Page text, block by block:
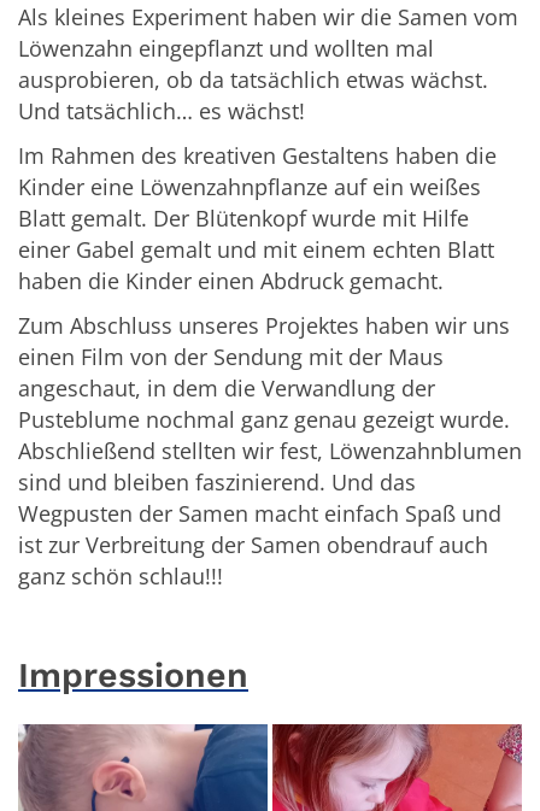
Als kleines Experiment haben wir die Samen vom
Löwenzahn eingepflanzt und wollten mal
ausprobieren, ob da tatsächlich etwas wächst.
Und tatsächlich… es wächst!
Im Rahmen des kreativen Gestaltens haben die
Kinder eine Löwenzahnpflanze auf ein weißes
Blatt gemalt. Der Blütenkopf wurde mit Hilfe
einer Gabel gemalt und mit einem echten Blatt
haben die Kinder einen Abdruck gemacht.
Zum Abschluss unseres Projektes haben wir uns
einen Film von der Sendung mit der Maus
angeschaut, in dem die Verwandlung der
Pusteblume nochmal ganz genau gezeigt wurde.
Abschließend stellten wir fest, Löwenzahnblumen
sind und bleiben faszinierend. Und das
Wegpusten der Samen macht einfach Spaß und
ist zur Verbreitung der Samen obendrauf auch
ganz schön schlau!!!
Impressionen